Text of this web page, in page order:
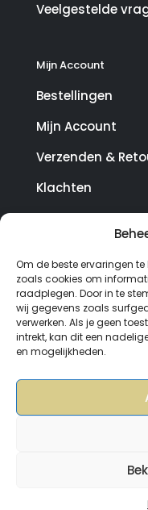
Om de beste ervaringen
zoals cookies om
raadplegen. Door in te
wij gegevens zoals
verwerken. Als je geen
intrekt, kan dit een
en mogelijkheden.
Veelgestelde
Mijn Account
Bestellingen
Mijn Account
Verzenden &
Klachten
© Copyright